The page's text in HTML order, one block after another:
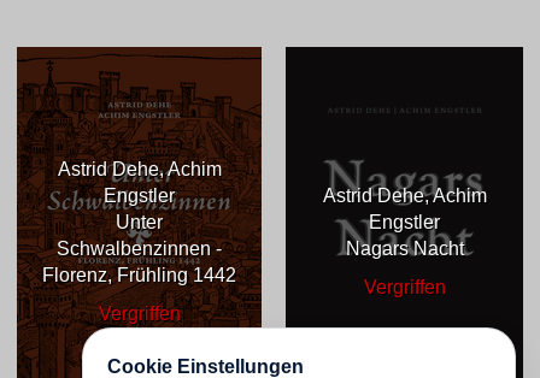
Astrid Dehe, Achim
Engstler
Unter
Schwalbenzinnen -
Florenz, Frühling 1442
Vergriffen
Astrid Dehe, Achim
Engstler
Nagars Nacht
Vergriffen
Cookie Einstellungen